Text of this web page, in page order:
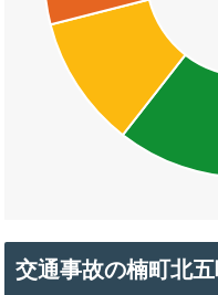
交通事故の楠町北